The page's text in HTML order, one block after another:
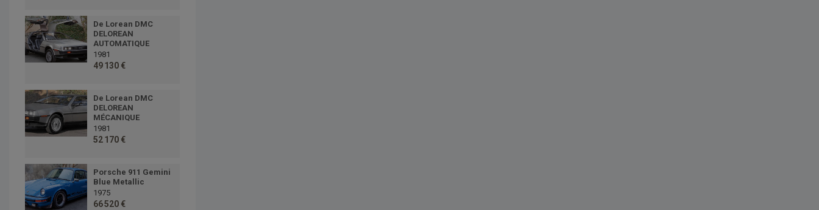
De Lorean DMC
DELOREAN
AUTOMATIQUE
1981
49 130 €
De Lorean DMC
DELOREAN
MÉCANIQUE
1981
52 170 €
Porsche 911 Gemini
Blue Metallic
1975
66 520 €